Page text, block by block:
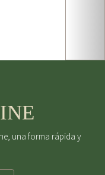
una forma rápida y